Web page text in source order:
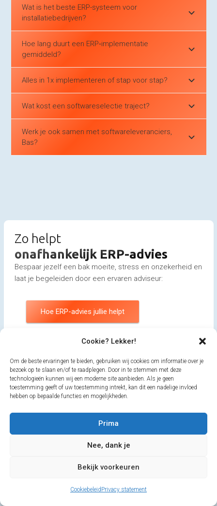
Cookie? Lekker!
Om de beste ervaringen te bieden, gebruiken wij cookies om informatie over je
bezoek op te slaan en/of te raadplegen. Door in te stemmen met deze
technologieën kunnen wij een moderne site aanbieden. Als je geen
toestemming geeft of uw toestemming intrekt, kan dit een nadelige invloed
hebben op bepaalde functies en mogelijkheden.
Prima
Nee, dank je
Bekijk voorkeuren
CookiebeleidPrivacy statement
Wat is het beste ERP-systeem voor
installatiebedrijven?
Hoe lang duurt een ERP‑implementatie
gemiddeld?
Alles in 1x implementeren of stap voor stap?
Wat kost een softwareselectie traject?
Werk je ook samen met softwareleveranciers,
Bas?
Zo helpt
onafhankelijk ERP-advies
Bespaar jezelf een bak moeite, stress en onzekerheid en
laat je begeleiden door een ervaren adviseur:
Hoe ERP-advies jullie helpt
Leerzame
praktijkvoorbeelden
die ondernemers dat ervaren hebben.